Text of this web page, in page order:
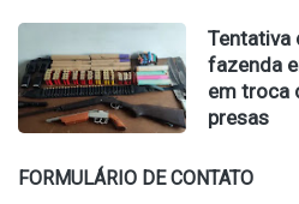
Tentativa
fazenda
em troca
presas
FORMULÁRIO DE CONTATO